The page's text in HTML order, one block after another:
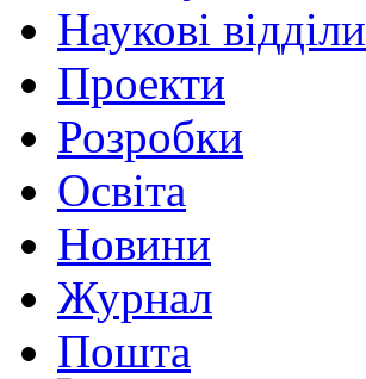
Наукові відділи
Проекти
Розробки
Освіта
Новини
Журнал
Пошта